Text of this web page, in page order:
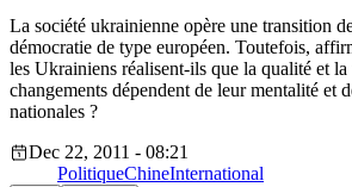
La société ukrainienne opère une transition
démocratie de type européen. Toutefois,
les Ukrainiens réalisent-ils que la qualité et la
changements dépendent de leur mentalité et
nationales ?
Dec 22, 2011 - 08:21
PolitiqueChineInternational